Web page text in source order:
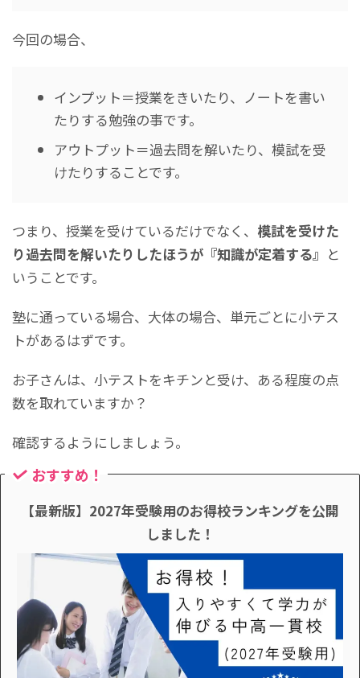
今回の場合、
インプット＝授業をきいたり、ノートを書い
たりする勉強の事です。
アウトプット＝過去問を解いたり、模試を受
けたりすることです。
つまり、授業を受けているだけでなく、 模試を受けた
り過去問を解いたりしたほうが『知識が定着する』 と
いうことです。
塾に通っている場合、大体の場合、単元ごとに小テス
トがあるはずです。
お子さんは、小テストをキチンと受け、ある程度の点
数を取れていますか？
確認するようにしましょう。
おすすめ！
【最新版】2027年受験用のお得校ランキングを公開
しました！